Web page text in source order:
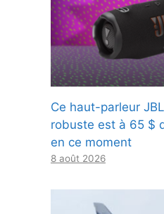
Ce haut-parleur
robuste est à 65 $
en ce moment
8 août 2026